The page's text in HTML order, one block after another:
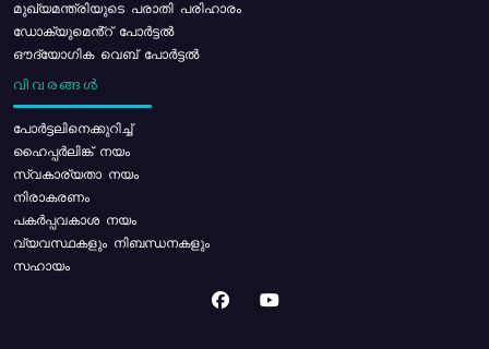
മുഖ്യമന്ത്രിയുടെ പരാതി പരിഹാരം
ഡോക്യുമെൻ്റ് പോർട്ടൽ
ഔദ്യോഗിക വെബ് പോർട്ടൽ
വിവരങ്ങൾ
പോര്‍ട്ടലിനെക്കുറിച്ച്
ഹൈപ്പർലിങ്ക് നയം
സ്വകാര്യതാ നയം
നിരാകരണം
പകർപ്പവകാശ നയം
വ്യവസ്ഥകളും നിബന്ധനകളും
സഹായം